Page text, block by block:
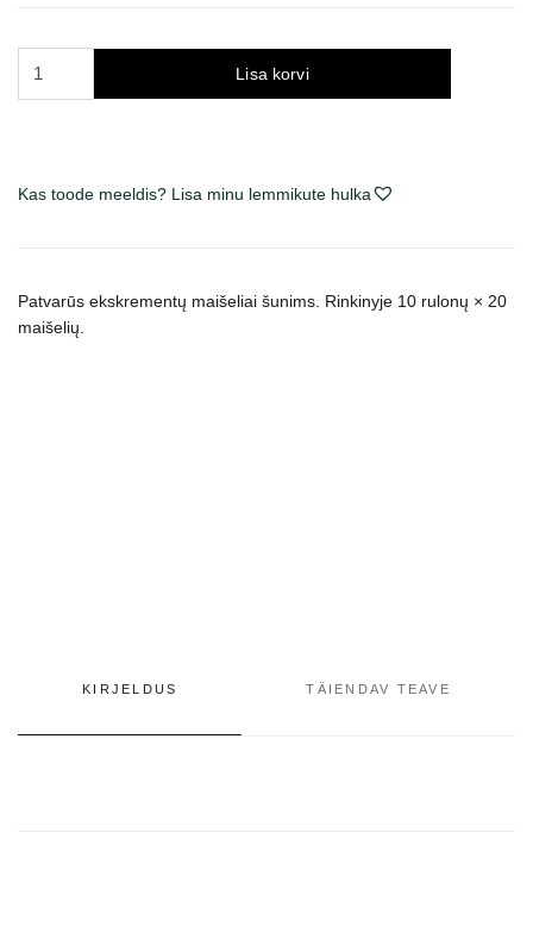
ir
Lisa korvi
Kas toode meeldis? Lisa minu lemmikute hulka
Patvarūs ekskrementų maišeliai šunims. Rinkinyje 10 rulonų × 20
maišelių.
KIRJELDUS TÄIENDAV TEAVE